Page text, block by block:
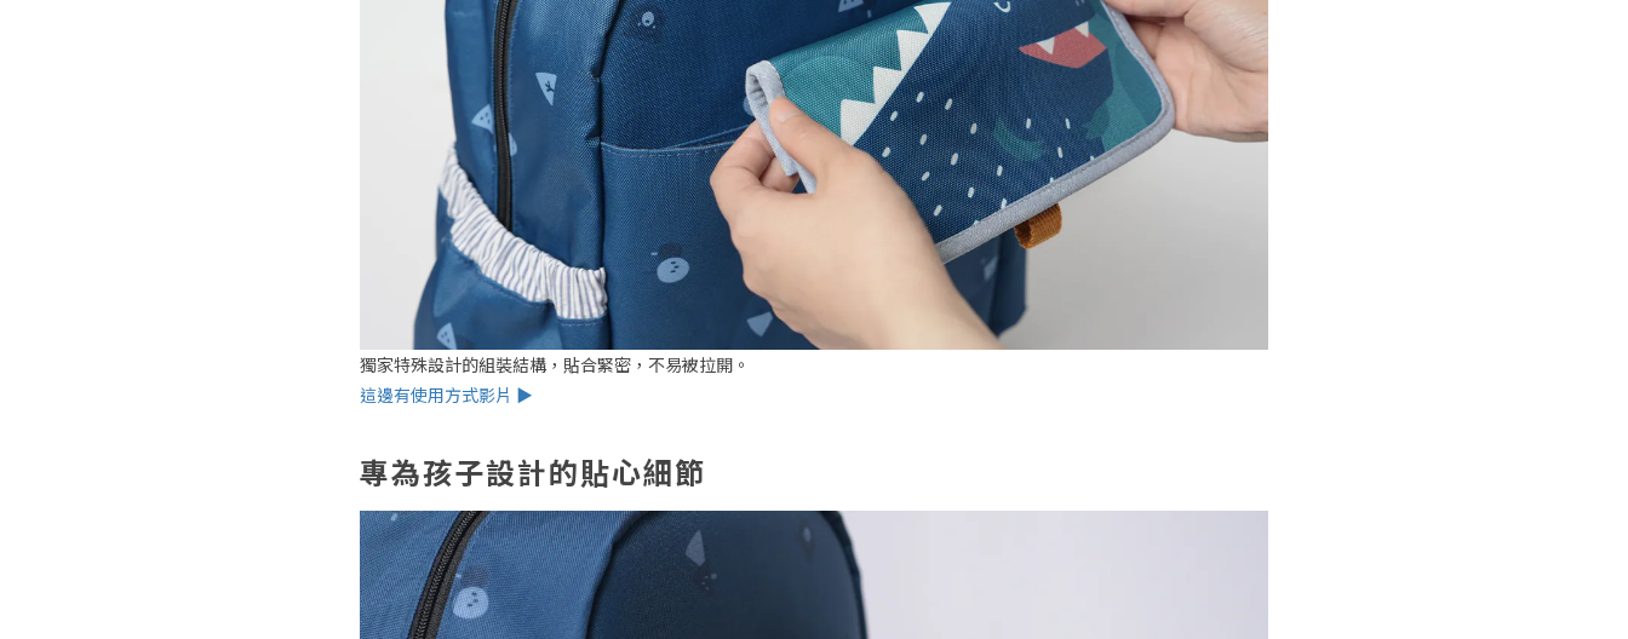
獨家特殊設計的組裝結構，貼合緊密，不易被拉開。
這邊有使用方式影片 ▶
專為孩子設計的貼心細節